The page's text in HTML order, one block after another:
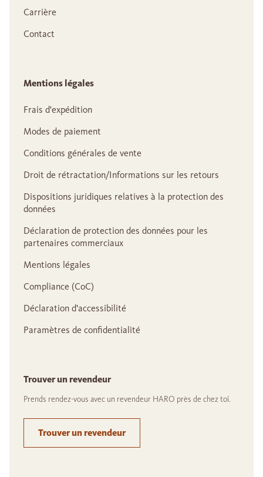
Carrière
Contact
Mentions légales
Frais d'expédition
Modes de paiement
Conditions générales de vente
Droit de rétractation/Informations sur les retours
Dispositions juridiques relatives à la protection des
données
Déclaration de protection des données pour les
partenaires commerciaux
Mentions légales
Compliance (CoC)
Déclaration d'accessibilité
Paramètres de confidentialité
Trouver un revendeur
Prends rendez-vous avec un revendeur HARO près de chez toi.
Trouver un revendeur